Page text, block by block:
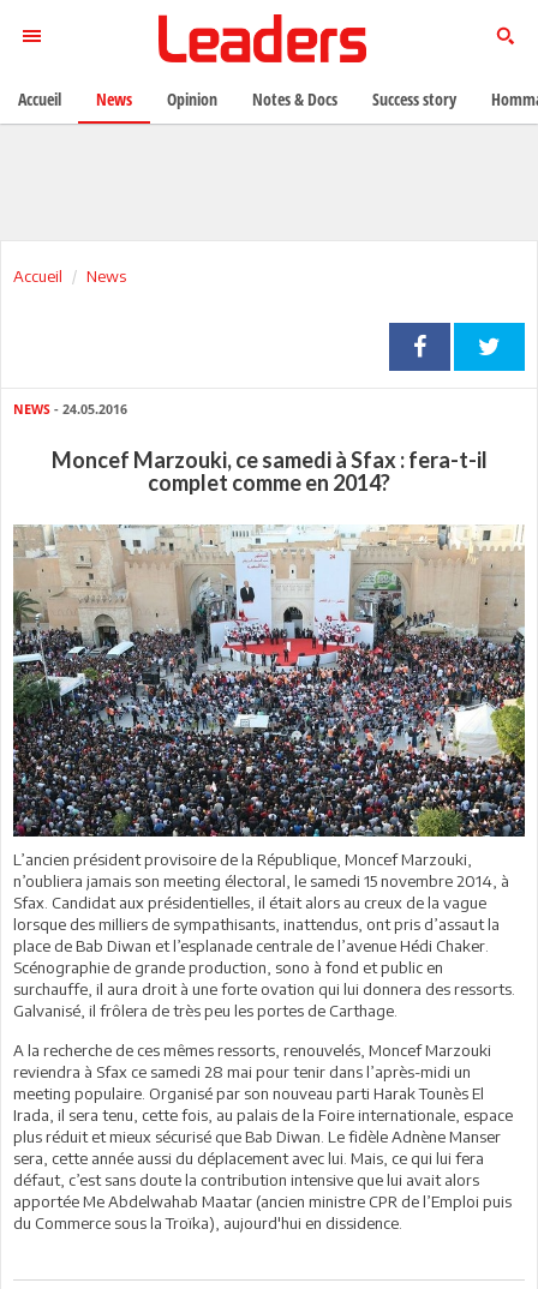
Accueil News
NEWS - 24.05.2016
Moncef Marzouki, ce samedi à Sfax : fera-t-il
complet comme en 2014?
L’ancien président provisoire de la République, Moncef Marzouki,
n’oubliera jamais son meeting électoral, le samedi 15 novembre 2014, à
Sfax. Candidat aux présidentielles, il était alors au creux de la vague
lorsque des milliers de sympathisants, inattendus, ont pris d’assaut la
place de Bab Diwan et l’esplanade centrale de l’avenue Hédi Chaker.
Scénographie de grande production, sono à fond et public en
surchauffe, il aura droit à une forte ovation qui lui donnera des ressorts.
Galvanisé, il frôlera de très peu les portes de Carthage.
A la recherche de ces mêmes ressorts, renouvelés, Moncef Marzouki
reviendra à Sfax ce samedi 28 mai pour tenir dans l’après-midi un
meeting populaire. Organisé par son nouveau parti Harak Tounès El
Irada, il sera tenu, cette fois, au palais de la Foire internationale, espace
plus réduit et mieux sécurisé que Bab Diwan. Le fidèle Adnène Manser
sera, cette année aussi du déplacement avec lui. Mais, ce qui lui fera
défaut, c’est sans doute la contribution intensive que lui avait alors
apportée Me Abdelwahab Maatar (ancien ministre CPR de l’Emploi puis
du Commerce sous la Troïka), aujourd'hui en dissidence.
Accueil News Opinion Notes & Docs Success story